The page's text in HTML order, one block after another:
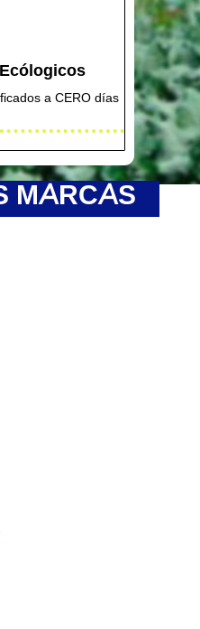
a CERO días
MARCAS